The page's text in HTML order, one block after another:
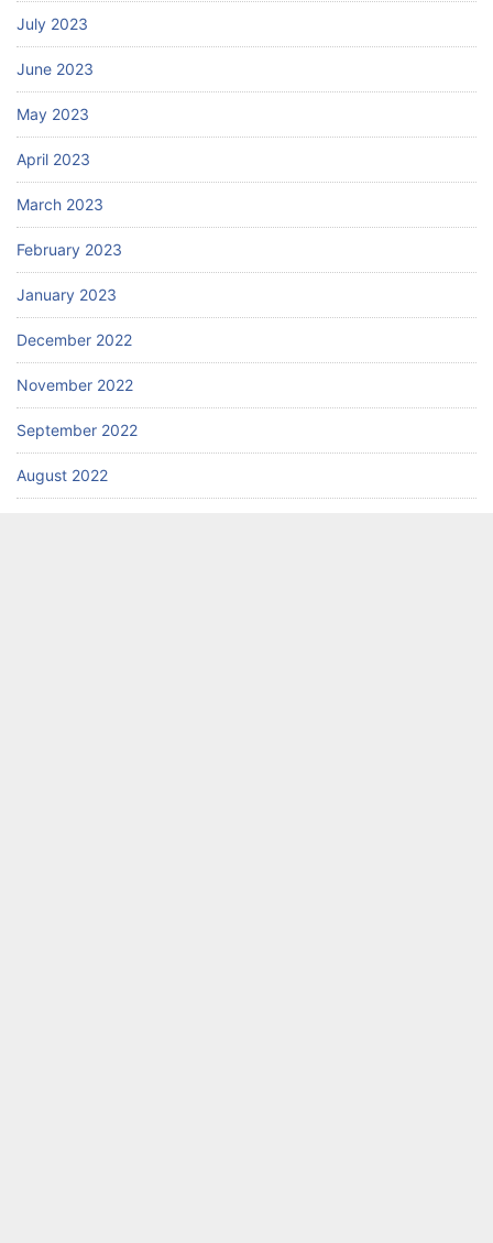
July 2023
June 2023
May 2023
April 2023
March 2023
February 2023
January 2023
December 2022
November 2022
September 2022
August 2022